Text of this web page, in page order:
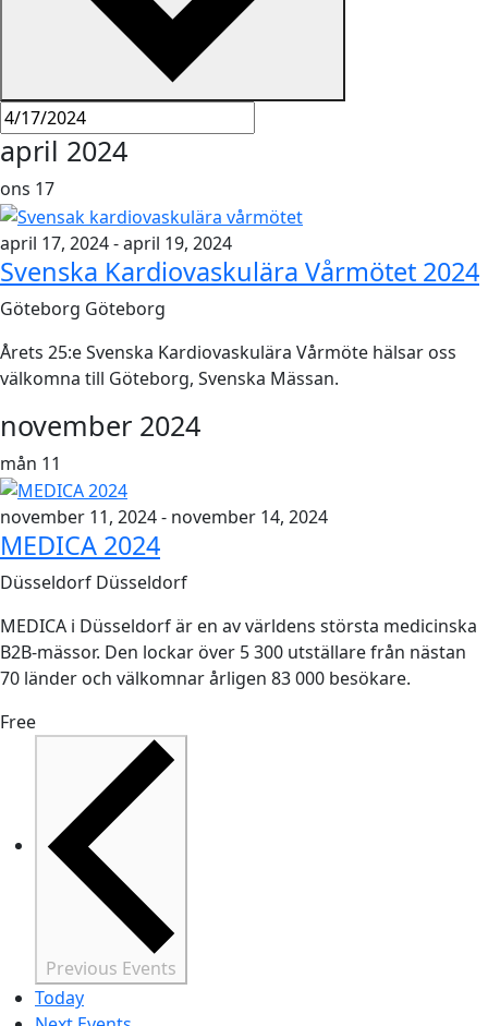
april 2024
ons 17
april 17, 2024-april 19, 2024
Svenska Kardiovaskulära Vårmötet 2024
Göteborg Göteborg
Årets 25:e Svenska Kardiovaskulära Vårmöte hälsar oss
välkomna till Göteborg, Svenska Mässan.
november 2024
mån 11
november 11, 2024- november 14, 2024
MEDICA 2024
Düsseldorf Düsseldorf
MEDICA i Düsseldorf är en av världens största medicinska
B2B-mässor. Den lockar över 5 300 utställare från nästan
70 länder och välkomnar årligen 83 000 besökare.
Free
Previous Events
Today